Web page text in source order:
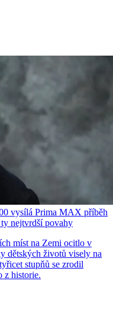
vysílá Prima MAX příběh
nejtvrdší povahy
míst na Zemi ocitlo v
dětských životů visely na
stupňů se zrodil
z historie.